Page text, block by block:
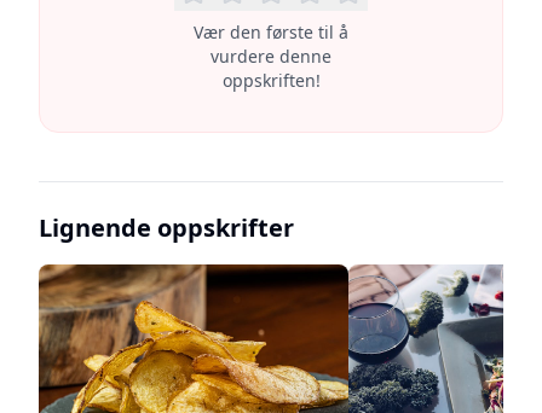
Vær den første til å
vurdere denne
oppskriften!
Lignende oppskrifter